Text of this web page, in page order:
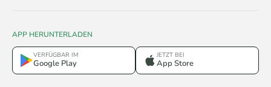
APP HERUNTERLADEN
VERFÜGBAR IM
Google Play
JETZT BEI
App Store